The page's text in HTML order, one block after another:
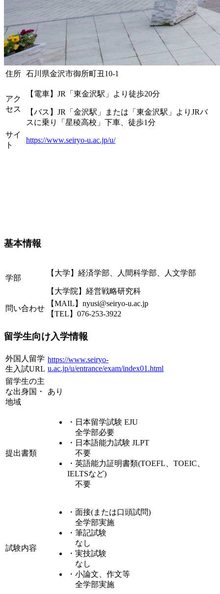
住所 石川県金沢市御所町丑10-1
アク
セス
【電車】JR「東金沢駅」より徒歩20分
【バス】JR「金沢駅」または「東金沢駅」よりJRバ
スに乗り「星稜高校」下車、徒歩1分
サイ
ト
https://www.seiryo-u.ac.jp/u/
基本情報
学部
【大学】経済学部、人間科学部、人文学部
【大学院】経営戦略研究科
問い合わせ
【MAIL】nyusi@seiryo-u.ac.jp
【TEL】076-253-3922
留学生向け入学情報
外国人留学
生入試URL
https://www.seiryo-
u.ac.jp/u/entrance/exam/index01.html
留学生の主
な出身国・
地域
あり
提出書類
・日本留学試験 EJU
全学部必要
・日本語能力試験 JLPT
不要
・英語能力証明書類(TOEFL、TOEIC、
IELTSなど)
不要
試験内容
・面接(または口頭試問)
全学部実施
・筆記試験
なし
・実技試験
なし
・小論文、作文等
全学部実施